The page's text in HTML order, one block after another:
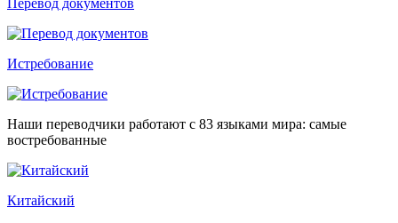
Истребование
Наши переводчики работают с 83 языками мира: самые
востребованные
Китайский